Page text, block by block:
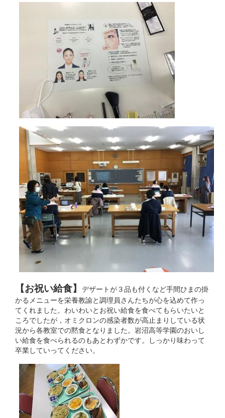
【お祝い給食】 デザートが３品も付くなど手間ひまの掛
かるメニューを栄養教諭と調理員さんたちが心を込めて作っ
てくれました。わいわいとお祝い給食を食べてもらいたいと
ころでしたが，オミクロンの感染者数が高止まりしている状
況から各教室での黙食となりました。岩沼高等学園のおいし
い給食を食べられるのもあとわずかです。しっかり味わって
卒業していってください。